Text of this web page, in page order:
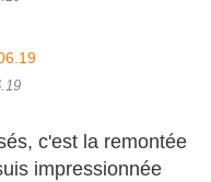
c'est la remontée
impressionnée